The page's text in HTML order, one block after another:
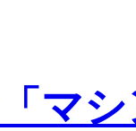
マ